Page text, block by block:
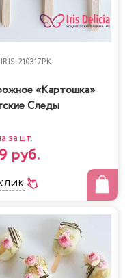
IRIS-210317PK
«Картошка»
Следы
за шт.
руб.